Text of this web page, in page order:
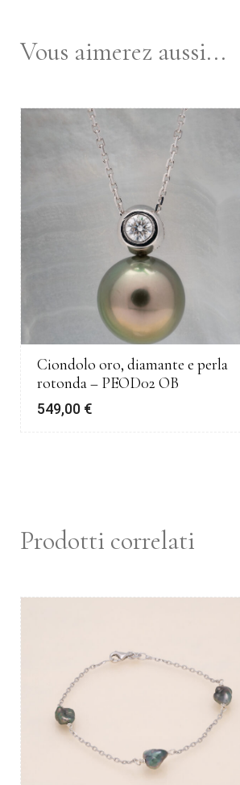
Vous aimerez aussi...
Ciondolo oro, diamante e perla
rotonda – PEOD02 OB
549,00 €
Prodotti correlati